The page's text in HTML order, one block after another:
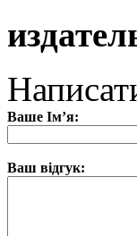
Ваше Ім’я:
Ваш відгук: